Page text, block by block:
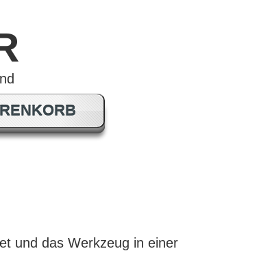
und das Werkzeug in einer